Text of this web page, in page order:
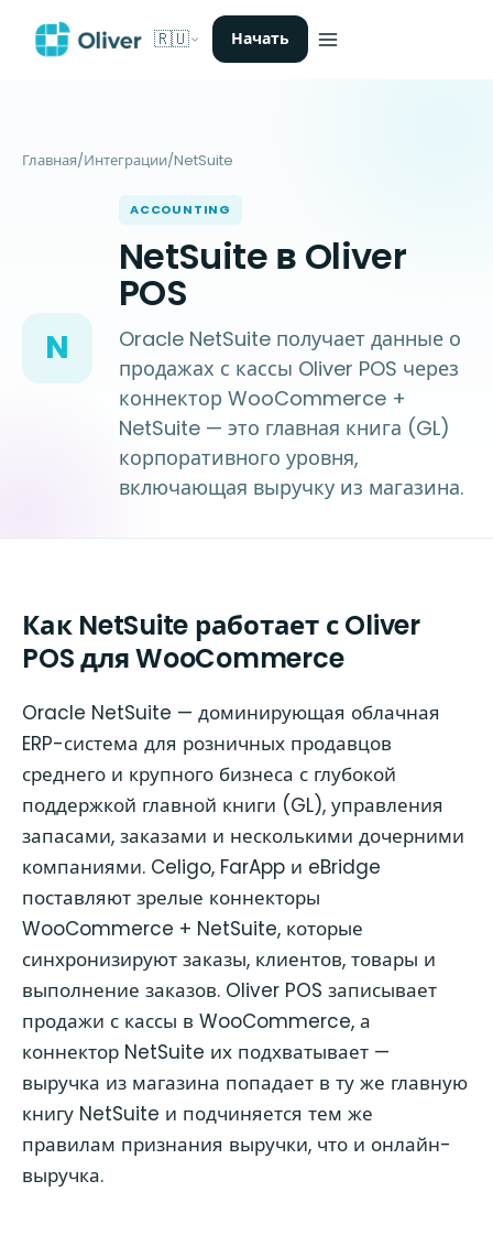
🇷🇺 Начать
Главная/Интеграции/NetSuite
N
ACCOUNTING
NetSuite в Oliver
POS
Oracle NetSuite получает данные о
продажах с кассы Oliver POS через
коннектор WooCommerce +
NetSuite — это главная книга (GL)
корпоративного уровня,
включающая выручку из магазина.
Как NetSuite работает с Oliver
POS для WooCommerce
Oracle NetSuite — доминирующая облачная
ERP-система для розничных продавцов
среднего и крупного бизнеса с глубокой
поддержкой главной книги (GL), управления
запасами, заказами и несколькими дочерними
компаниями. Celigo, FarApp и eBridge
поставляют зрелые коннекторы
WooCommerce + NetSuite, которые
синхронизируют заказы, клиентов, товары и
выполнение заказов. Oliver POS записывает
продажи с кассы в WooCommerce, а
коннектор NetSuite их подхватывает —
выручка из магазина попадает в ту же главную
книгу NetSuite и подчиняется тем же
правилам признания выручки, что и онлайн-
выручка.